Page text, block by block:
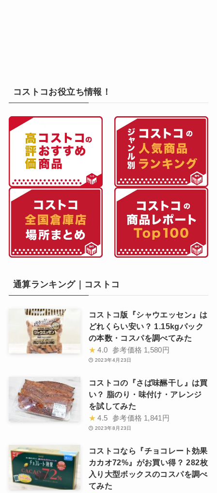
コストコお役立ち情報！
通算ランキング｜コストコ
コストコ版『シャウエッセン』は
どれくらい安い？ 1.15kgパック
の本数・コスパを調べてみた
★ 4.0 参考価格 1,580円
2023年4月23日
コストコの『さば味醂干し』は買
い？ 脂のり・味付け・アレンジ
を試してみた
★ 4.5 参考価格 1,841円
2023年8月23日
コストコなら『チョコレート効果
カカオ72%』がお買い得？ 282枚
入り大型ボックスのコスパを調べ
てみた